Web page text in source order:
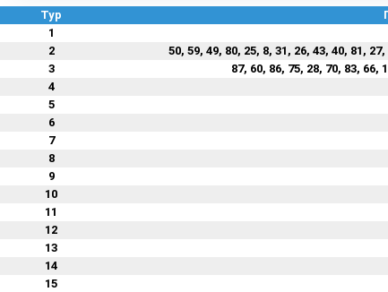
Тур
1
2
50, 59, 49, 80, 25, 8, 31, 26, 43, 40, 81,
3
87, 60, 86, 75, 28, 70, 83, 66,
4
5
6
7
8
9
10
11
12
13
14
15